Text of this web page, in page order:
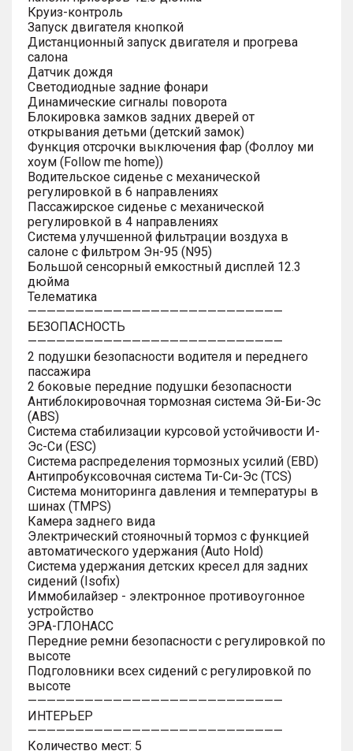
Круиз-контроль
Запуск двигателя кнопкой
Дистанционный запуск двигателя и прогрева
салона
Датчик дождя
Светодиодные задние фонари
Динамические сигналы поворота
Блокировка замков задних дверей от
открывания детьми (детский замок)
Функция отсрочки выключения фар (Фоллоу ми
хоум (Follow me home))
Водительское сиденье с механической
регулировкой в 6 направлениях
Пассажирское сиденье с механической
регулировкой в 4 направлениях
Система улучшенной фильтрации воздуха в
салоне с фильтром Эн-95 (N95)
Большой сенсорный емкостный дисплей 12.3
дюйма
Телематика
———————————————————————————
БЕЗОПАСНОСТЬ
———————————————————————————
2 подушки безопасности водителя и переднего
пассажира
2 боковые передние подушки безопасности
Антиблокировочная тормозная система Эй-Би-Эс
(ABS)
Система стабилизации курсовой устойчивости И-
Эс-Си (ESC)
Система распределения тормозных усилий (EBD)
Антипробуксовочная система Ти-Си-Эс (TCS)
Система мониторинга давления и температуры в
шинах (TMPS)
Камера заднего вида
Электрический стояночный тормоз с функцией
автоматического удержания (Auto Hold)
Система удержания детских кресел для задних
сидений (Isofix)
Иммобилайзер - электронное противоугонное
устройство
ЭРА-ГЛОНАСС
Передние ремни безопасности с регулировкой по
высоте
Подголовники всех сидений с регулировкой по
высоте
———————————————————————————
ИНТЕРЬЕР
———————————————————————————
Количество мест: 5